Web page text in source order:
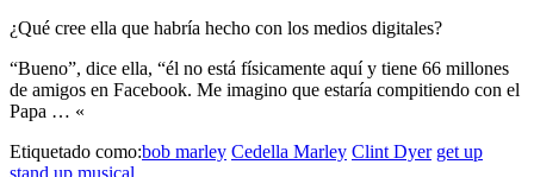
¿Qué cree ella que habría hecho con los medios digitales?
“Bueno”, dice ella, “él no está físicamente aquí y tiene 66 millones
de amigos en Facebook. Me imagino que estaría compitiendo con el
Papa … «
Etiquetado como:bob marley Cedella Marley Clint Dyer get up